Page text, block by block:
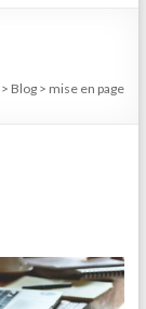
> Blog > mise en page